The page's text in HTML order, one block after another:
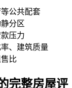
公共配套
分区
压力
、建筑质量
比
完整房屋评